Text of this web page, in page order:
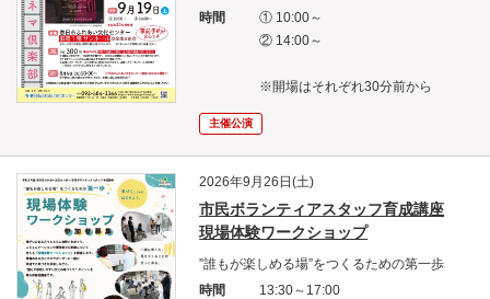
時間
① 10:00～
② 14:00～
※開場はそれぞれ30分前から
主催公演
2026年9月26日(土)
市民ボランティアスタッフ育成講座
現場体験ワークショップ
”誰もが楽しめる場”をつくるための第一歩
時間
13:30～17:00